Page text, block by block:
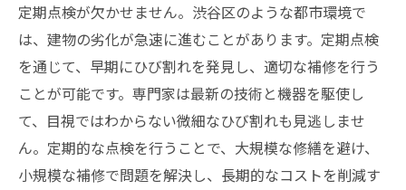
定期点検が欠かせません。渋谷区のような都市環境で
は、建物の劣化が急速に進むことがあります。定期点検
を通じて、早期にひび割れを発見し、適切な補修を行う
ことが可能です。専門家は最新の技術と機器を駆使し
て、目視ではわからない微細なひび割れも見逃しませ
ん。定期的な点検を行うことで、大規模な修繕を避け、
小規模な補修で問題を解決し、長期的なコストを削減す